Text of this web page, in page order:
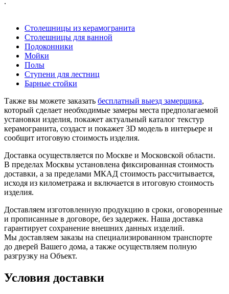
Столешницы из керамогранита
Столешницы для ванной
Подоконники
Мойки
Полы
Ступени для лестниц
Барные стойки
Также вы можете заказать бесплатный выезд замерщика,
который сделает необходимые замеры места предполагаемой
установки изделия, покажет актуальный каталог текстур
керамогранита, создаст и покажет 3D модель в интерьере и
сообщит итоговую стоимость изделия.
Доставка осуществляется по Москве и Московской области.
В пределах Москвы установлена фиксированная стоимость
доставки, а за пределами МКАД стоимость рассчитывается,
исходя из километража и включается в итоговую стоимость
изделия.
Доставляем изготовленную продукцию в сроки, оговоренные
и прописанные в договоре, без задержек. Наша доставка
гарантирует сохранение внешних данных изделий.
Мы доставляем заказы на специализированном транспорте
до дверей Вашего дома, а также осуществляем полную
разгрузку на Объект.
Условия доставки